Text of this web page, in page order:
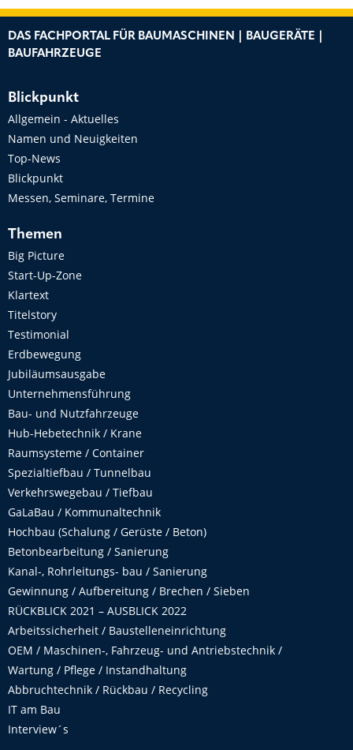
DAS FACHPORTAL FÜR BAUMASCHINEN | BAUGERÄTE |
BAUFAHRZEUGE
Blickpunkt
Allgemein - Aktuelles
Namen und Neuigkeiten
Top-News
Blickpunkt
Messen, Seminare, Termine
Themen
Big Picture
Start-Up-Zone
Klartext
Titelstory
Testimonial
Erdbewegung
Jubiläumsausgabe
Unternehmensführung
Bau- und Nutzfahrzeuge
Hub-Hebetechnik / Krane
Raumsysteme / Container
Spezialtiefbau / Tunnelbau
Verkehrswegebau / Tiefbau
GaLaBau / Kommunaltechnik
Hochbau (Schalung / Gerüste / Beton)
Betonbearbeitung / Sanierung
Kanal-, Rohrleitungs- bau / Sanierung
Gewinnung / Aufbereitung / Brechen / Sieben
RÜCKBLICK 2021 – AUSBLICK 2022
Arbeitssicherheit / Baustelleneinrichtung
OEM / Maschinen-, Fahrzeug- und Antriebstechnik /
Wartung / Pflege / Instandhaltung
Abbruchtechnik / Rückbau / Recycling
IT am Bau
Interview´s